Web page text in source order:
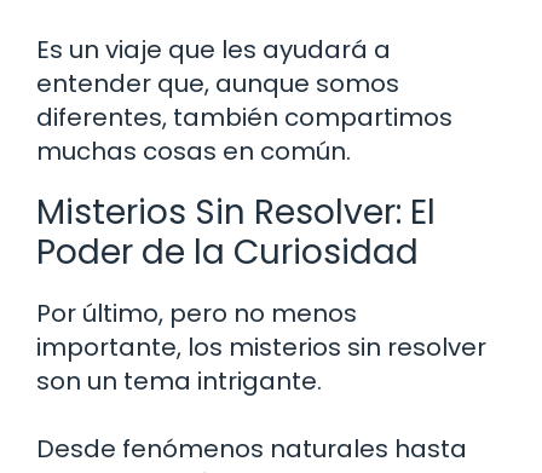
Es un viaje que les ayudará a
entender que, aunque somos
diferentes, también compartimos
muchas cosas en común.
Misterios Sin Resolver: El
Poder de la Curiosidad
Por último, pero no menos
importante, los misterios sin resolver
son un tema intrigante.
Desde fenómenos naturales hasta